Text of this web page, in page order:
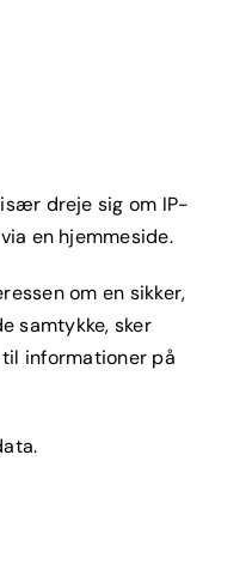
dreje sig om IP-
en hjemmeside.
om en sikker,
samtykke, sker
til informationer på